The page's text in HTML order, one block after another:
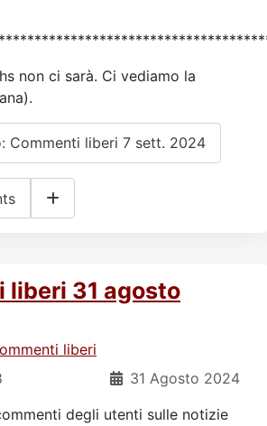
non ci sarà. Ci vediamo la
Commenti liberi 7 sett. 2024
liberi 31 agosto
liberi
31 Agosto 2024
degli utenti sulle notizie